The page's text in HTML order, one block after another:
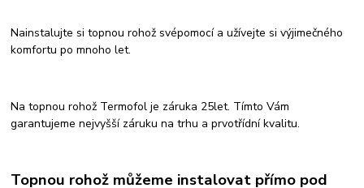
Nainstalujte si topnou rohož svépomocí a užívejte si výjimečného
komfortu po mnoho let.
Na topnou rohož Termofol je záruka 25let. Tímto Vám
garantujeme nejvyšší záruku na trhu a prvotřídní kvalitu.
Topnou rohož můžeme instalovat přímo pod